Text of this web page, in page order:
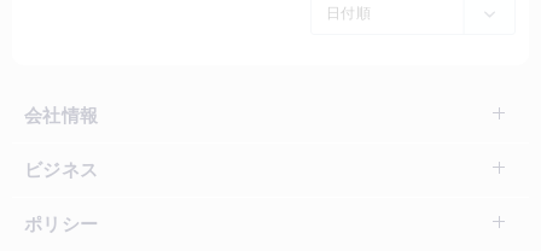
会社情報
ビジネス
ポリシー